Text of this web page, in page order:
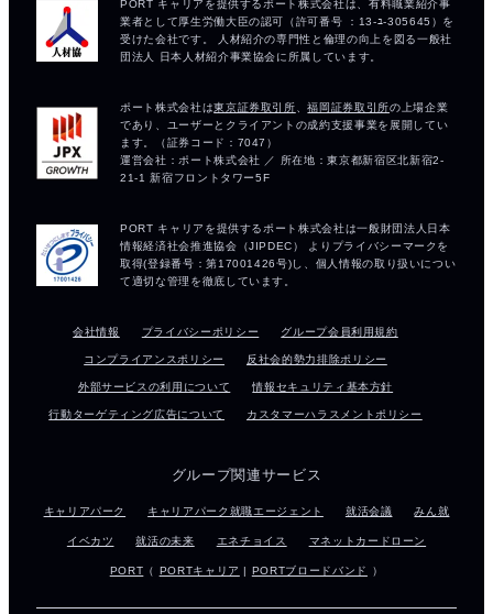
会社情報 プライバシーポリシー グループ会員利用規約
コンプライアンスポリシー 反社会的勢力排除ポリシー
外部サービスの利用について 情報セキュリティ基本方針
行動ターゲティング広告について カスタマーハラスメントポリシー